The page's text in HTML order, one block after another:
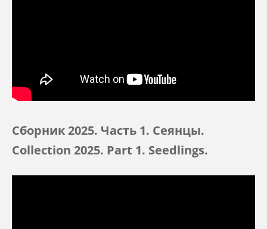
Сборник 2025. Часть 1. Сеянцы.
Collection 2025. Part 1. Seedlings.